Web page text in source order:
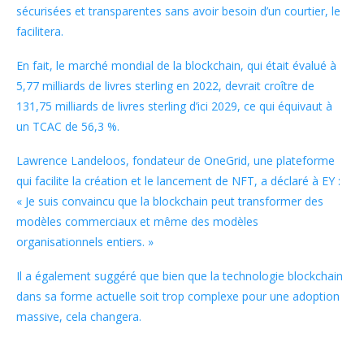
sécurisées et transparentes sans avoir besoin d’un courtier, le
facilitera.
En fait, le marché mondial de la blockchain, qui était évalué à
5,77 milliards de livres sterling en 2022, devrait croître de
131,75 milliards de livres sterling d’ici 2029, ce qui équivaut à
un TCAC de 56,3 %.
Lawrence Landeloos, fondateur de OneGrid, une plateforme
qui facilite la création et le lancement de NFT, a déclaré à EY :
« Je suis convaincu que la blockchain peut transformer des
modèles commerciaux et même des modèles
organisationnels entiers. »
Il a également suggéré que bien que la technologie blockchain
dans sa forme actuelle soit trop complexe pour une adoption
massive, cela changera.